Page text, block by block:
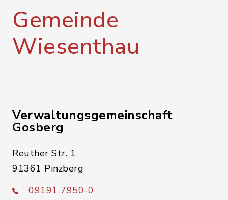
Gemeinde
Wiesenthau
Verwaltungsgemeinschaft
Gosberg
Reuther Str. 1
91361 Pinzberg
09191 7950-0